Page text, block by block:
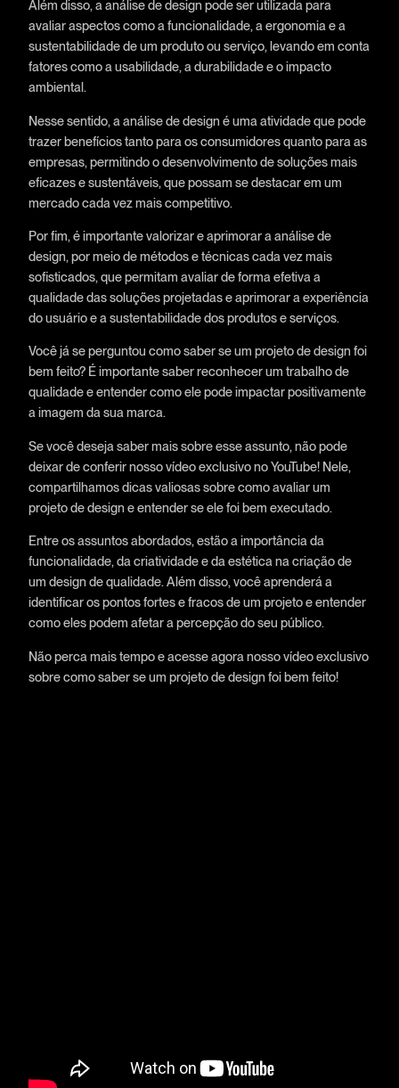
Além disso, a análise de design pode ser utilizada para
avaliar aspectos como a funcionalidade, a ergonomia e a
sustentabilidade de um produto ou serviço, levando em conta
fatores como a usabilidade, a durabilidade e o impacto
ambiental.
Nesse sentido, a análise de design é uma atividade que pode
trazer benefícios tanto para os consumidores quanto para as
empresas, permitindo o desenvolvimento de soluções mais
eficazes e sustentáveis, que possam se destacar em um
mercado cada vez mais competitivo.
Por fim, é importante valorizar e aprimorar a análise de
design, por meio de métodos e técnicas cada vez mais
sofisticados, que permitam avaliar de forma efetiva a
qualidade das soluções projetadas e aprimorar a experiência
do usuário e a sustentabilidade dos produtos e serviços.
Você já se perguntou como saber se um projeto de design foi
bem feito? É importante saber reconhecer um trabalho de
qualidade e entender como ele pode impactar positivamente
a imagem da sua marca.
Se você deseja saber mais sobre esse assunto, não pode
deixar de conferir nosso vídeo exclusivo no YouTube! Nele,
compartilhamos dicas valiosas sobre como avaliar um
projeto de design e entender se ele foi bem executado.
Entre os assuntos abordados, estão a importância da
funcionalidade, da criatividade e da estética na criação de
um design de qualidade. Além disso, você aprenderá a
identificar os pontos fortes e fracos de um projeto e entender
como eles podem afetar a percepção do seu público.
Não perca mais tempo e acesse agora nosso vídeo exclusivo
sobre como saber se um projeto de design foi bem feito!